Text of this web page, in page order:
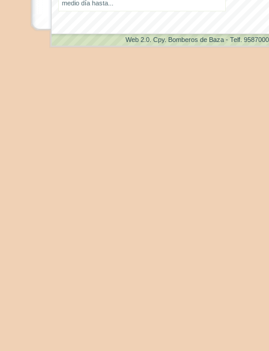
medio día hasta...
Web 2.0 . Cpy. Bomberos de Baza - Telf.